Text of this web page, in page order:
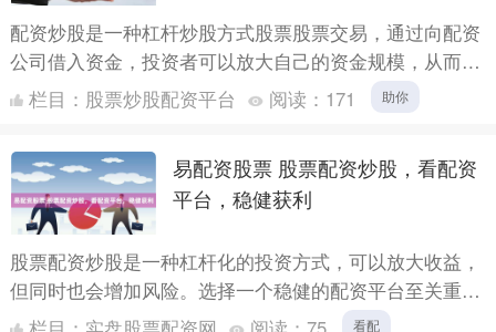
配资炒股是一种杠杆炒股方式股票股票交易，通过向配资
公司借入资金，投资者可以放大自己的资金规模，从而提
高投资收益。对于股票投资经验丰富、风险承受能力较高
的投资者来....
栏目： 股票炒股配资平台 阅读： 171 助你
易配资股票 股票配资炒股，看配资
平台，稳健获利
股票配资炒股是一种杠杆化的投资方式，可以放大收益，
但同时也会增加风险。选择一个稳健的配资平台至关重
要，以确保您的资金安全和投资获利。 **选择配资平台的
看配